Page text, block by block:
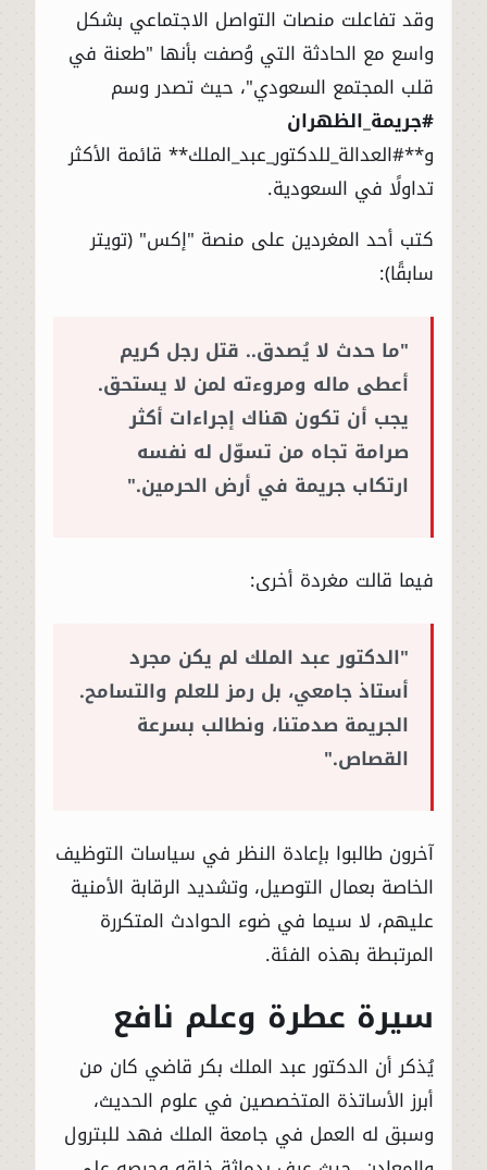
وقد تفاعلت منصات التواصل الاجتماعي بشكل
واسع مع الحادثة التي وُصفت بأنها "طعنة في
قلب المجتمع السعودي"، حيث تصدر وسم
#جريمة_الظهران
و**#العدالة_للدكتور_عبد_الملك** قائمة الأكثر
تداولًا في السعودية.
كتب أحد المغردين على منصة "إكس" (تويتر
سابقًا):
"ما حدث لا يُصدق.. قتل رجل كريم
أعطى ماله ومروءته لمن لا يستحق.
يجب أن تكون هناك إجراءات أكثر
صرامة تجاه من تسوّل له نفسه
ارتكاب جريمة في أرض الحرمين."
فيما قالت مغردة أخرى:
"الدكتور عبد الملك لم يكن مجرد
أستاذ جامعي، بل رمز للعلم والتسامح.
الجريمة صدمتنا، ونطالب بسرعة
القصاص."
آخرون طالبوا بإعادة النظر في سياسات التوظيف
الخاصة بعمال التوصيل، وتشديد الرقابة الأمنية
عليهم، لا سيما في ضوء الحوادث المتكررة
المرتبطة بهذه الفئة.
سيرة عطرة وعلم نافع
يُذكر أن الدكتور عبد الملك بكر قاضي كان من
أبرز الأساتذة المتخصصين في علوم الحديث،
وسبق له العمل في جامعة الملك فهد للبترول